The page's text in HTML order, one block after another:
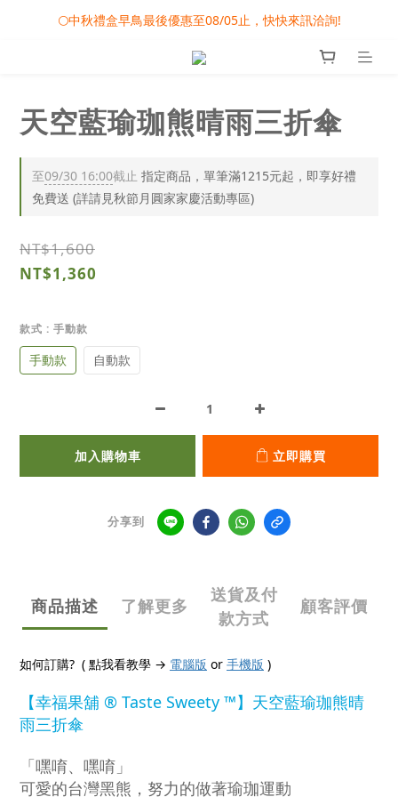
🎀08/01-09/30 秋節月圓家家慶- 滿額即享專屬小禮
🌕中秋禮盒早鳥最後優惠至08/05止，快快來訊洽詢!
❤️雙雙對對心連心 - 婚禮小物專屬滿額活動
天空藍瑜珈熊晴雨三折傘
至09/30 16:00截止 指定商品，單筆滿1215元起，即享好禮
免費送 (詳請見秋節月圓家家慶活動專區)
NT$1,600
NT$1,360
款式 : 手動款
手動款 自動款
加入購物車 立即購買
分享到
商品描述 了解更多
送貨及付
款方式
顧客評價
如何訂購? ( 點我看教學 → 電腦版 or 手機版 )
【幸福果舖 ® Taste Sweety ™】天空藍瑜珈熊晴
雨三折傘
「嘿唷、嘿唷」
可愛的台灣黑熊，努力的做著瑜珈運動